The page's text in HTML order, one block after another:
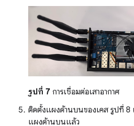
รูปที่ 7 การเชื่อมต่อเสาอากาศ
ติดตั้งแผงด้านบนของเคส รูปที่ 8
แผงด้านบนแล้ว